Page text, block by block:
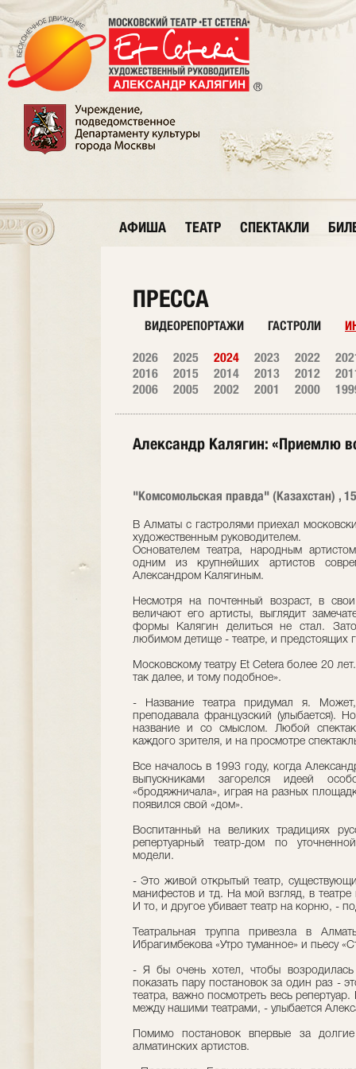
АФИША ТЕАТР СПЕКТАКЛИ
ПРЕССА
ВИДЕОРЕПОРТАЖИ ГАСТРОЛИ
2026 2025 2024 2023 2022
2016
2015 2014 2013 2012
2006
2005 2002 2001 2000
Александр Калягин: «Приемлю
"Комсомольская правда" (Казахстан) ,
В Алматы с гастролями приехал
художественным руководителем.
Основателем театра, народным
одним из крупнейших артистов
Александром Калягиным.
Несмотря на почтенный возраст, в
величают его артисты, выглядит
формы Калягин делиться не стал.
любимом детище - театре, и предстоящих
Московскому театру Et Cetera более 20
так далее, и тому подобное».
- Название театра придумал я.
преподавала французский (улыбается).
название и со смыслом. Любой
каждого зрителя, и на просмотре
Все началось в 1993 году, когда
выпускниками загорелся идеей
«бродяжничала», играя на разных
появился свой «дом».
Воспитанный на великих традициях
репертуарный театр-дом по
модели.
- Это живой открытый театр,
манифестов и тд. На мой взгляд, в
И то, и другое убивает театр на корню, -
Театральная труппа привезла в
Ибрагимбекова «Утро туманное» и пьесу
- Я бы очень хотел, чтобы
показать пару постановок за один раз -
театра, важно посмотреть весь
между нашими театрами, - улыбается
Помимо постановок впервые за
алматинских артистов.